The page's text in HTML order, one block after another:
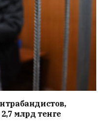
млрд тенге